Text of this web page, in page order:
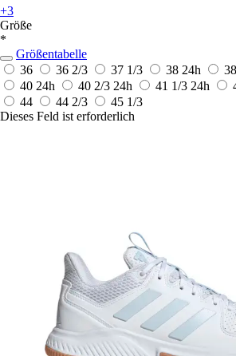
+3
Größe
*
Größentabelle
36
36 2/3 37 1/3 38 24h
40 24h 40 2/3 24h 41 1/3 24h
44
44 2/3
45 1/3
Dieses Feld ist erforderlich